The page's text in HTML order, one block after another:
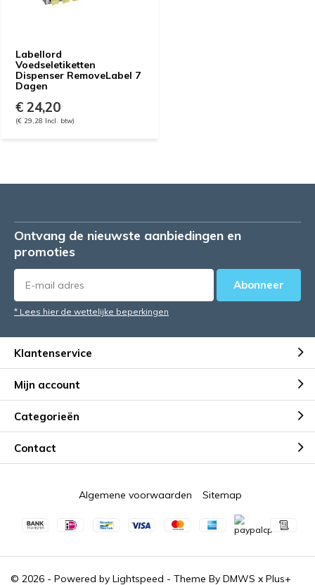
Labellord
Voedseletiketten
Dispenser RemoveLabel 7
Dagen
€ 24,20
(€ 29,28 Incl. btw)
Ontvang de nieuwste aanbiedingen en
promoties
Abonneer
* Lees hier de wettelijke beperkingen
Klantenservice
Mijn account
Categorieën
Contact
© 2026 - Powered by Lightspeed - Theme By DMWS x Plus+
Algemene voorwaarden Sitemap